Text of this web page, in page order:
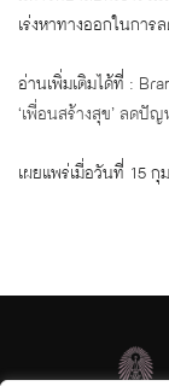
เร่งหาทางออกในกา
อ่านเพิ่มเติมได้ที่ :
‘เพื่อนสร้างสุข’ ลดปั
เผยแพร่เมื่อวันที่ 15